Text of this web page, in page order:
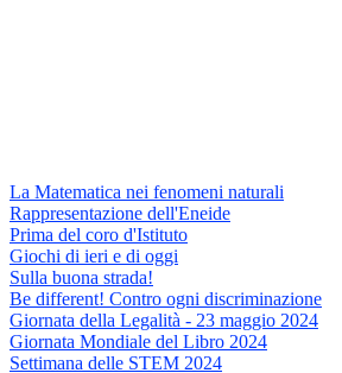
La Matematica nei fenomeni naturali
Rappresentazione dell'Eneide
Prima del coro d'Istituto
Giochi di ieri e di oggi
Sulla buona strada!
Be different! Contro ogni discriminazione
Giornata della Legalità - 23 maggio 2024
Giornata Mondiale del Libro 2024
Settimana delle STEM 2024